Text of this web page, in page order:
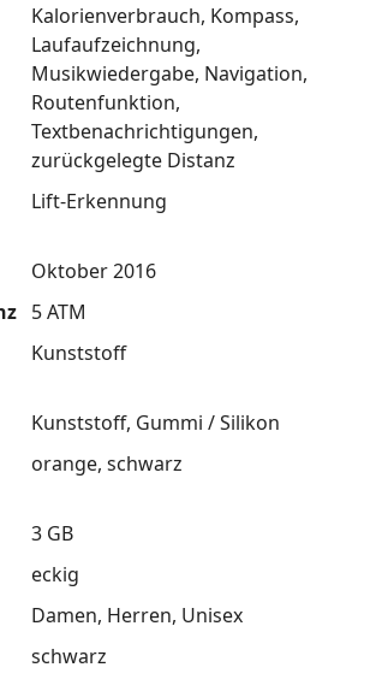
Kalorienverbrauch Kompass
Laufaufzeichnung
Musikwiedergabe Navigation
Routenfunktion
Textbenachrichtigungen
zurückgelegte Distanz
Lift-Erkennung
Oktober 2016
5 ATM
Kunststoff
Kunststoff Gummi / Silikon
orange schwarz
3 GB
eckig
Damen Herren Unisex
schwarz